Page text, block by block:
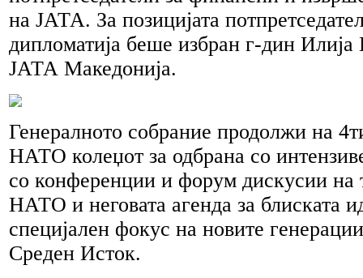
на ЈАТА. За позицијата
дипломатија беше избран г-дин
ЈАТА Македонија.
Генералното собрание продолжи на
НАТО колеџот за одбрана со
со конференции и форум дискусии на
НАТО и неговата агенда за блиската
специјален фокус на новите
Среден Исток.